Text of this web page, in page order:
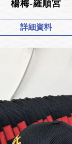
楊梅-羅順宮
詳細資料